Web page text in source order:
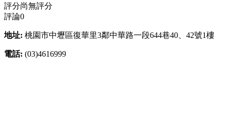
評分尚無評分
評論0
地址: 桃園市中壢區復華里3鄰中華路一段644巷40、42號1樓
電話: (03)4616999